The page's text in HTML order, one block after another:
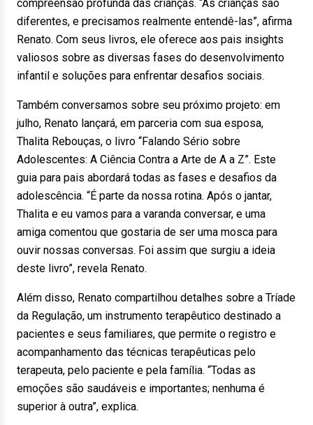
compreensão profunda das crianças. “As crianças são
diferentes, e precisamos realmente entendê-las”, afirma
Renato. Com seus livros, ele oferece aos pais insights
valiosos sobre as diversas fases do desenvolvimento
infantil e soluções para enfrentar desafios sociais.
Também conversamos sobre seu próximo projeto: em
julho, Renato lançará, em parceria com sua esposa,
Thalita Rebouças, o livro “Falando Sério sobre
Adolescentes: A Ciência Contra a Arte de A a Z”. Este
guia para pais abordará todas as fases e desafios da
adolescência. “É parte da nossa rotina. Após o jantar,
Thalita e eu vamos para a varanda conversar, e uma
amiga comentou que gostaria de ser uma mosca para
ouvir nossas conversas. Foi assim que surgiu a ideia
deste livro”, revela Renato.
Além disso, Renato compartilhou detalhes sobre a Tríade
da Regulação, um instrumento terapêutico destinado a
pacientes e seus familiares, que permite o registro e
acompanhamento das técnicas terapêuticas pelo
terapeuta, pelo paciente e pela família. “Todas as
emoções são saudáveis e importantes; nenhuma é
superior à outra”, explica.